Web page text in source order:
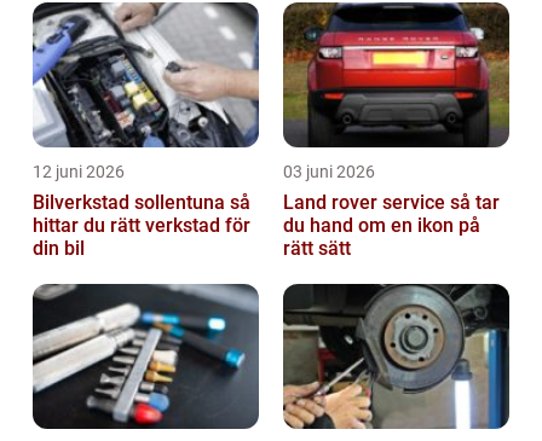
12 juni 2026
Bilverkstad sollentuna så
hittar du rätt verkstad för
din bil
03 juni 2026
Land rover service så tar
du hand om en ikon på
rätt sätt